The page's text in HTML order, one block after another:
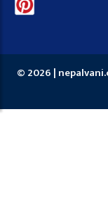
© 2026 |